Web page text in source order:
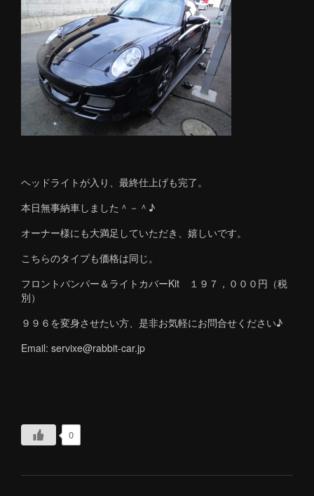
ヘッドライトが入り、最終仕上げも完了。
本日無事納車しました＾－＾♪
オーナー様にも大満足していただき、嬉しいです。
こちらのタイプも価格は同じ。
フロントバンパー＆ライトカバーKit １９７，０００円（税
別）
９９６を変身させたい方、是非お気軽にお問合せください♪
Email: servixe@rabbit-car.jp
0